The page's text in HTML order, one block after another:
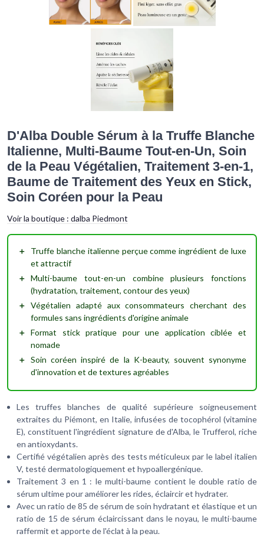
D'Alba Double Sérum à la Truffe Blanche
Italienne, Multi-Baume Tout-en-Un, Soin
de la Peau Végétalien, Traitement 3-en-1,
Baume de Traitement des Yeux en Stick,
Soin Coréen pour la Peau
Voir la boutique : dalba Piedmont
＋ Truffe blanche italienneperçue comme ingrédient de luxe
et attractif
＋ Multi-baume tout-en-un combine plusieurs fonctions
(hydratation, traitement, contour des yeux)
＋ Végétalien adapté aux consommateurs cherchant des
formules sans ingrédients d'origine animale
＋ Format stickpratique pour une application ciblée et
nomade
＋ Soin coréen inspiré de la K-beauty, souvent synonyme
d'innovation et de textures agréables
Les truffes blanches de qualité supérieure soigneusement
extraites du Piémont, en Italie, infusées de tocophérol (vitamine
E), constituent l'ingrédient signature de d'Alba, le Trufferol, riche
en antioxydants.
Certifié végétalien après des tests méticuleux par le label italien
V, testé dermatologiquement et hypoallergénique.
Traitement 3 en 1 : le multi-baume contient le double ratio de
sérum ultime pour améliorer les rides, éclaircir et hydrater.
Avec un ratio de 85 de sérum de soin hydratant et élastique et un
ratio de 15 de sérum éclaircissant dans le noyau, le multi-baume
raffermit et apporte de l'éclat à la peau.